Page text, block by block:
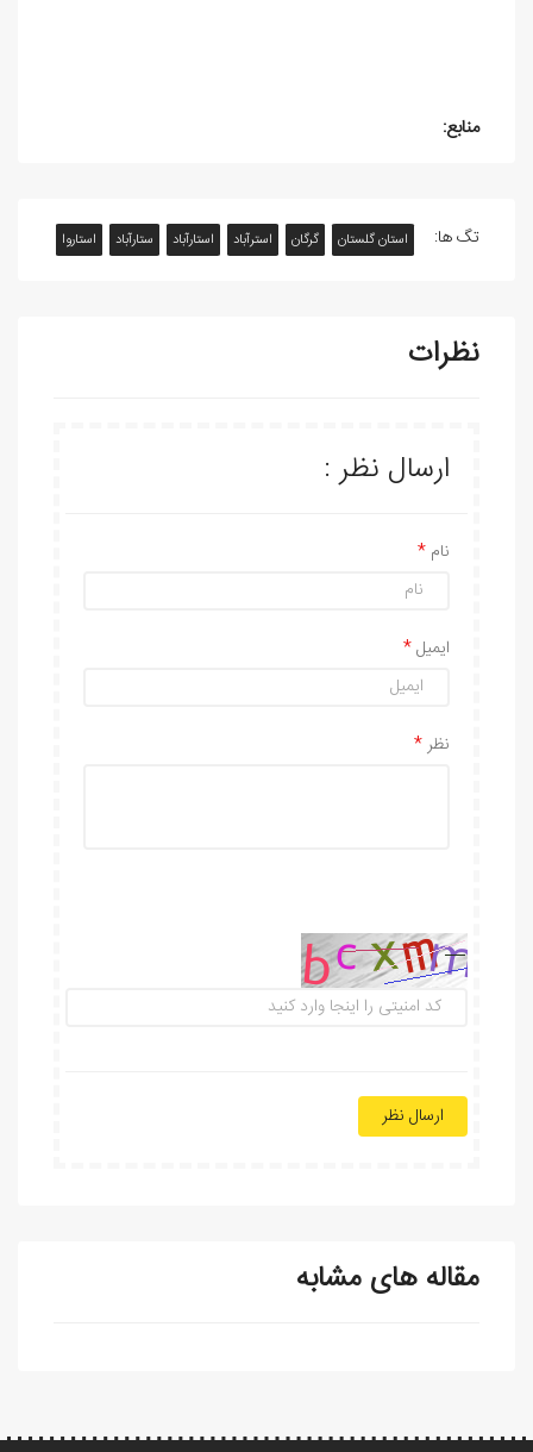
منابع:
تگ ها: استان گلستان گرگان استرآباد استارآباد ستارآباد استاروا
نظرات
ارسال نظر :
نام
ایمیل
نظر
ارسال نظر
مقاله های مشابه